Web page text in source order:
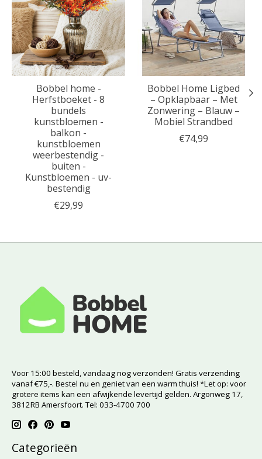
Bobbel home -
Herfstboeket - 8
bundels
kunstbloemen -
balkon -
kunstbloemen
weerbestendig -
buiten -
Kunstbloemen - uv-
bestendig
€29,99
Bobbel Home Ligbed
– Opklapbaar – Met
Zonwering – Blauw –
Mobiel Strandbed
€74,99
Voor 15:00 besteld, vandaag nog verzonden! Gratis verzending
vanaf €75,-. Bestel nu en geniet van een warm thuis! *Let op: voor
grotere items kan een afwijkende levertijd gelden. Argonweg 17,
3812RB Amersfoort. Tel: 033-4700 700
Categorieën